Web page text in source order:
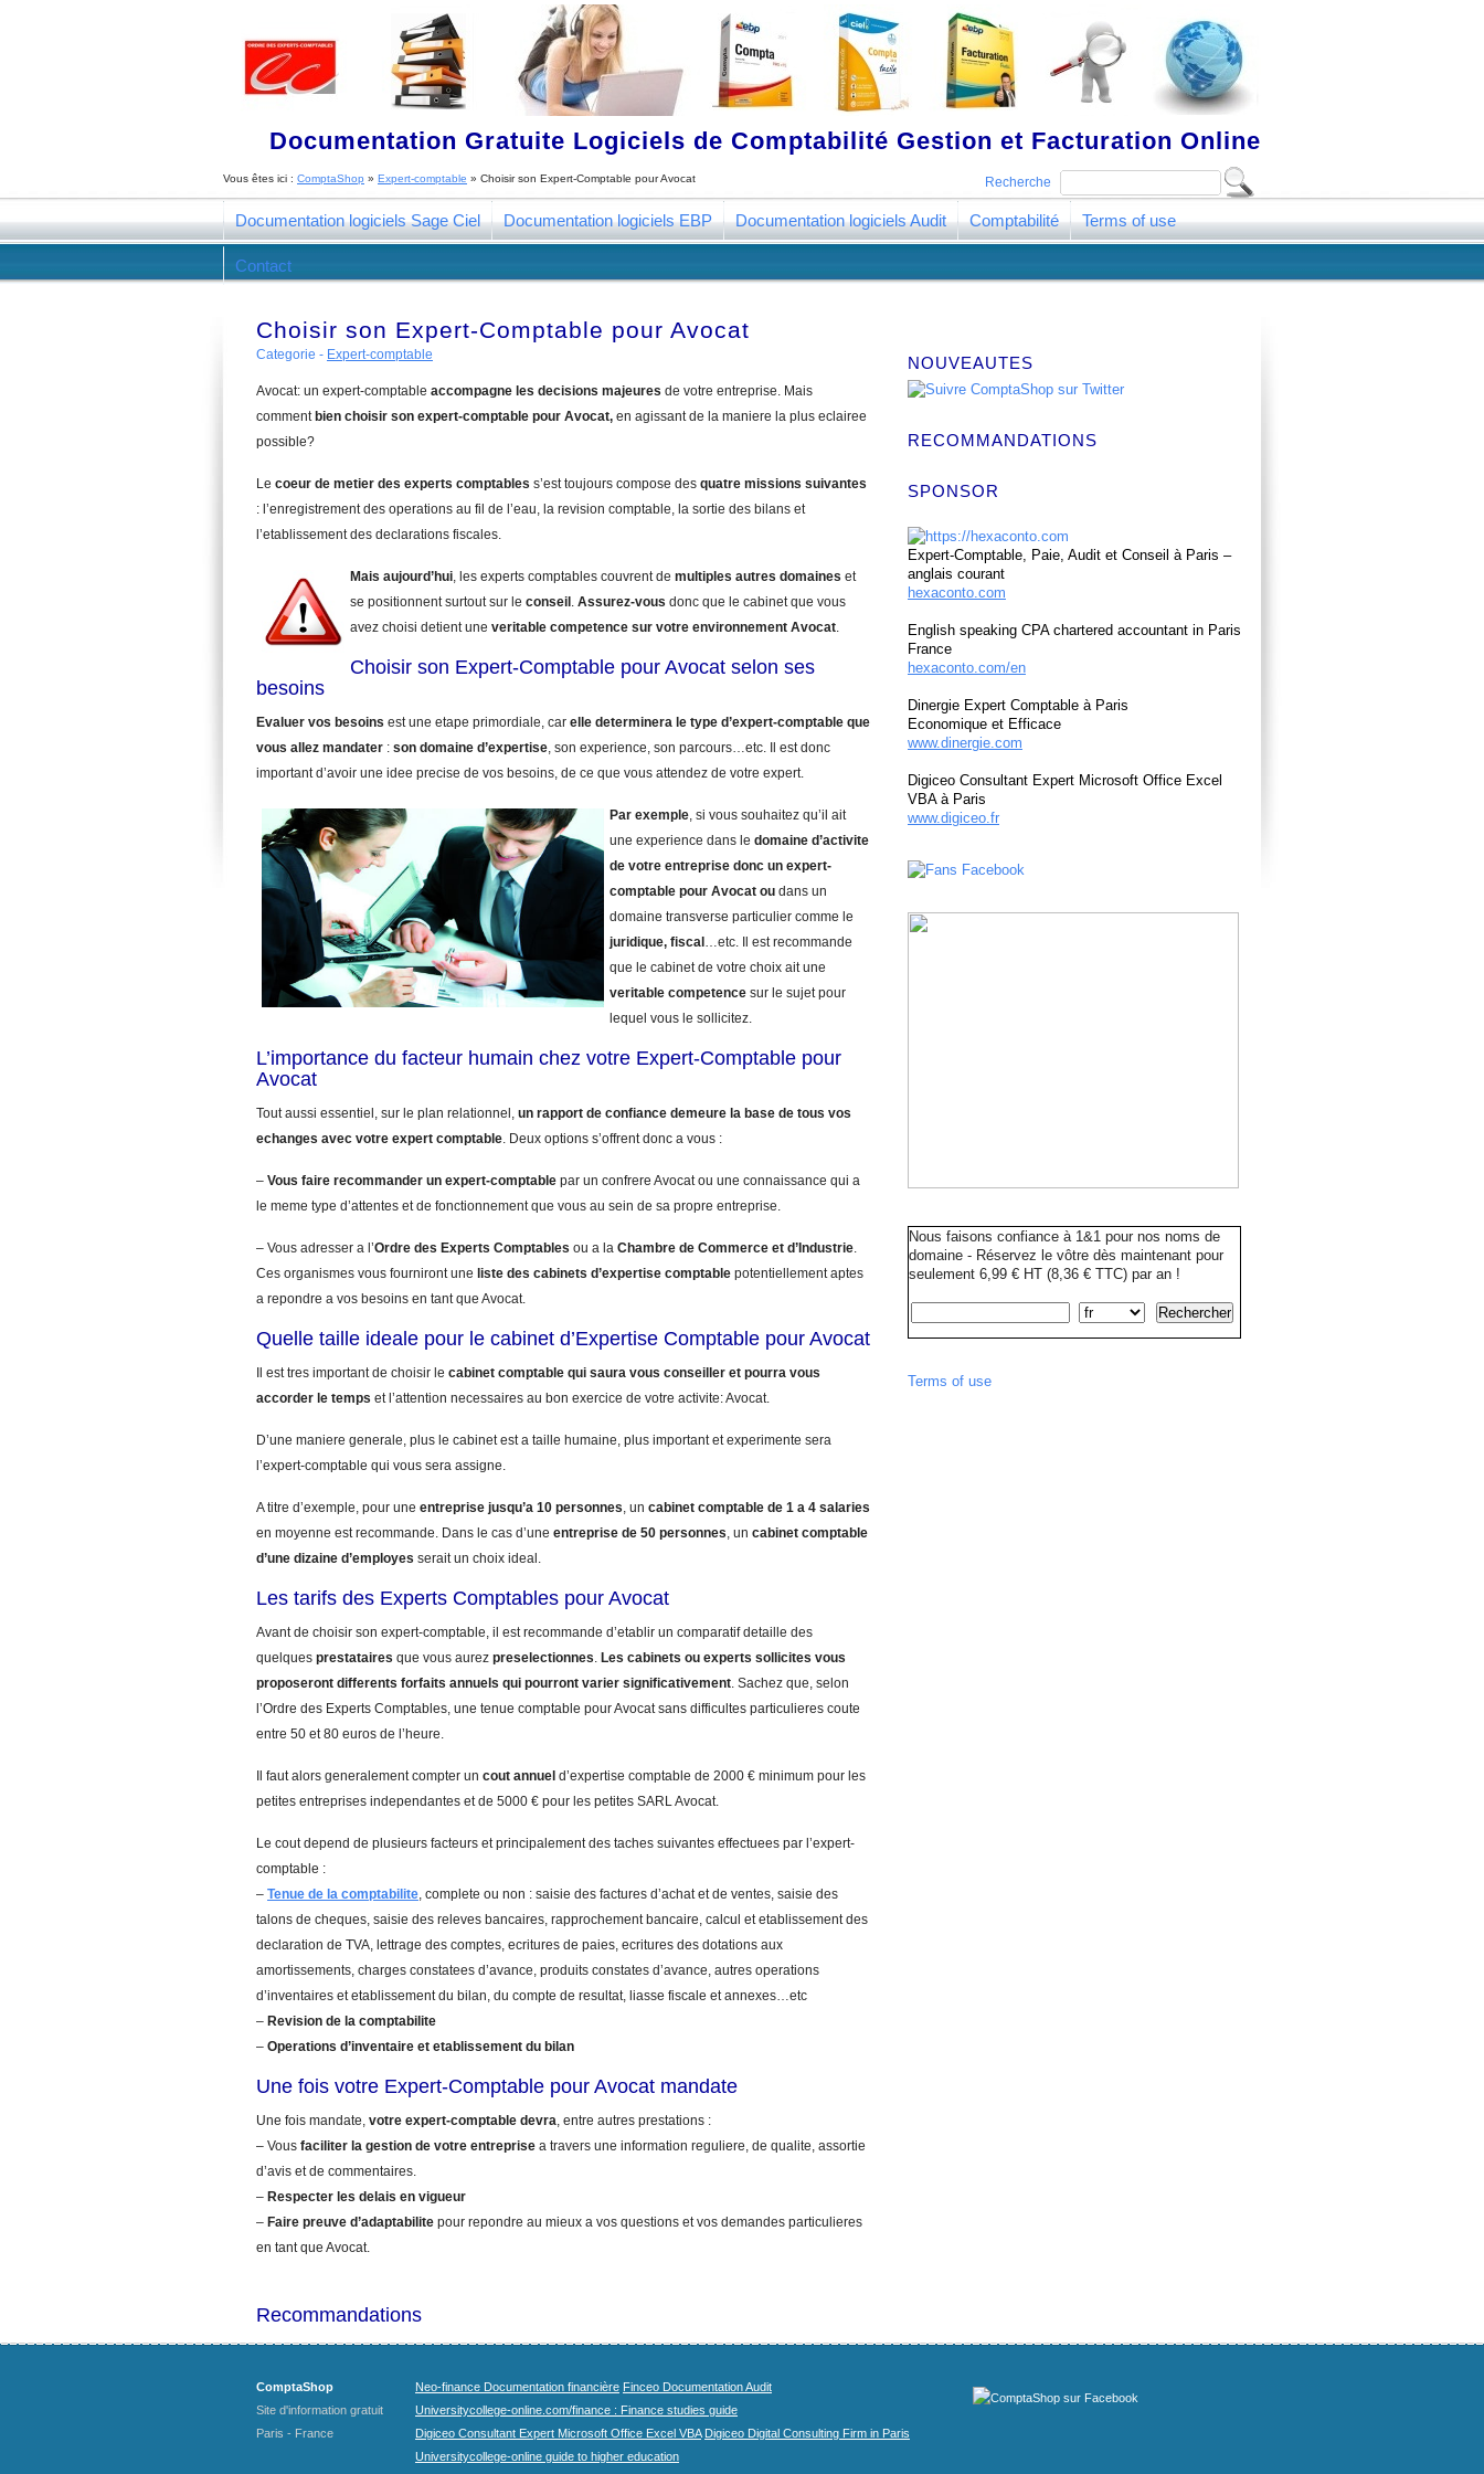
Documentation Gratuite Logiciels de Comptabilité Gestion et Facturation Online
Recherche
Vous êtes ici : ComptaShop » Expert-comptable » Choisir son Expert-Comptable pour Avocat
Documentation logiciels Sage Ciel Documentation logiciels EBP Documentation logiciels Audit Comptabilité Terms of use
Contact
Choisir son Expert-Comptable pour Avocat
Categorie - Expert-comptable
Avocat: un expert-comptable accompagne les decisions majeures de votre entreprise. Mais
comment bien choisir son expert-comptable pour Avocat, en agissant de la maniere la plus eclairee
possible?
Le coeur de metier des experts comptables s’est toujours compose des quatre missions suivantes
: l’enregistrement des operations au fil de l’eau, la revision comptable, la sortie des bilans et
l’etablissement des declarations fiscales.
Mais aujourd’hui, les experts comptables couvrent de multiples autres domaines et
se positionnent surtout sur le conseil . Assurez-vous donc que le cabinet que vous
avez choisi detient une veritable competence sur votre environnement Avocat.
Choisir son Expert-Comptable pour Avocat selon ses
besoins
Evaluer vos besoins est une etape primordiale, car elle determinera le type d’expert-comptable que
vous allez mandater : son domaine d’expertise, son experience, son parcours…etc. Il est donc
important d’avoir une idee precise de vos besoins, de ce que vous attendez de votre expert.
Par exemple, si vous souhaitez qu’il ait
une experience dans le domaine d’activite
de votre entreprise donc un expert-
comptable pour Avocat ou dans un
domaine transverse particulier comme le
juridique, fiscal …etc. Il est recommande
que le cabinet de votre choix ait une
veritable competence sur le sujet pour
lequel vous le sollicitez.
L’importance du facteur humain chez votre Expert-Comptable pour
Avocat
Tout aussi essentiel, sur le plan relationnel, un rapport de confiance demeure la base de tous vos
echanges avec votre expert comptable. Deux options s’offrent donc a vous :
– Vous faire recommander un expert-comptable par un confrere Avocat ou une connaissance qui a
le meme type d’attentes et de fonctionnement que vous au sein de sa propre entreprise.
– Vous adresser a l’Ordre des Experts Comptables ou a la Chambre de Commerce et d’Industrie.
Ces organismes vous fourniront une liste des cabinets d’expertise comptable potentiellement aptes
a repondre a vos besoins en tant que Avocat.
Quelle taille ideale pour le cabinet d’Expertise Comptable pour Avocat
Il est tres important de choisir le cabinet comptable qui saura vous conseiller et pourra vous
accorder le temps et l’attention necessaires au bon exercice de votre activite: Avocat.
D’une maniere generale, plus le cabinet est a taille humaine, plus important et experimente sera
l’expert-comptable qui vous sera assigne.
A titre d’exemple, pour une entreprise jusqu’a 10 personnes, un cabinet comptable de 1 a 4 salaries
en moyenne est recommande. Dans le cas d’une entreprise de 50 personnes, un cabinet comptable
d’une dizaine d’employes serait un choix ideal.
Les tarifs des Experts Comptables pour Avocat
Avant de choisir son expert-comptable, il est recommande d’etablir un comparatif detaille des
quelques prestataires que vous aurez preselectionnes. Les cabinets ou experts sollicites vous
proposeront differents forfaits annuels qui pourront varier significativement. Sachez que, selon
l’Ordre des Experts Comptables, une tenue comptable pour Avocat sans difficultes particulieres coute
entre 50 et 80 euros de l’heure.
Il faut alors generalement compter un cout annuel d’expertise comptable de 2000 € minimum pour les
petites entreprises independantes et de 5000 € pour les petites SARL Avocat.
Le cout depend de plusieurs facteurs et principalement des taches suivantes effectuees par l’expert-
comptable :
– Tenue de la comptabilite, complete ou non : saisie des factures d’achat et de ventes, saisie des
talons de cheques, saisie des releves bancaires, rapprochement bancaire, calcul et etablissement des
declaration de TVA, lettrage des comptes, ecritures de paies, ecritures des dotations aux
amortissements, charges constatees d’avance, produits constates d’avance, autres operations
d’inventaires et etablissement du bilan, du compte de resultat, liasse fiscale et annexes…etc
– Revision de la comptabilite
– Operations d’inventaire et etablissement du bilan
Une fois votre Expert-Comptable pour Avocat mandate
Une fois mandate, votre expert-comptable devra, entre autres prestations :
– Vous faciliter la gestion de votre entreprise a travers une information reguliere, de qualite, assortie
d’avis et de commentaires.
– Respecter les delais en vigueur
– Faire preuve d’adaptabilite pour repondre au mieux a vos questions et vos demandes particulieres
en tant que Avocat.
NOUVEAUTES
RECOMMANDATIONS
SPONSOR
Expert-Comptable, Paie, Audit et Conseil à Paris –
anglais courant
hexaconto.com
English speaking CPA chartered accountant in Paris
France
hexaconto.com/en
Dinergie Expert Comptable à Paris
Economique et Efficace
www.dinergie.com
Digiceo Consultant Expert Microsoft Office Excel
VBA à Paris
www.digiceo.fr
Nous faisons confiance à 1&1 pour nos noms de
domaine - Réservez le vôtre dès maintenant pour
seulement 6,99 € HT (8,36 € TTC) par an !
Terms of use
Recommandations
ComptaShop
Site d'information gratuit
Paris - France
Neo-finance Documentation financière Finceo Documentation Audit
Universitycollege-online.com/finance : Finance studies guide
Digiceo Consultant Expert Microsoft Office Excel VBA Digiceo Digital Consulting Firm in Paris
Universitycollege-online guide to higher education